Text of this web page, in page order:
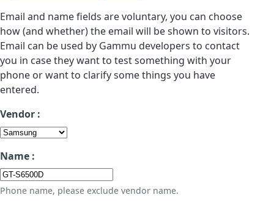
Email and name fields are voluntary, you can choose
how (and whether) the email will be shown to visitors.
Email can be used by Gammu developers to contact
you in case they want to test something with your
phone or want to clarify some things you have
entered.
Vendor :
Name :
Phone name, please exclude vendor name.